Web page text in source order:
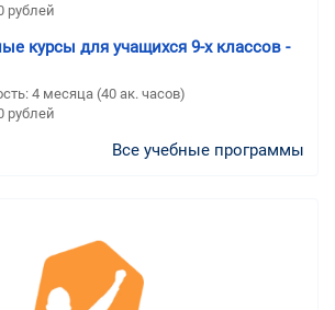
рублей
курсы для учащихся 9-х классов -
4 месяца (40 ак. часов)
рублей
Все учебные программы